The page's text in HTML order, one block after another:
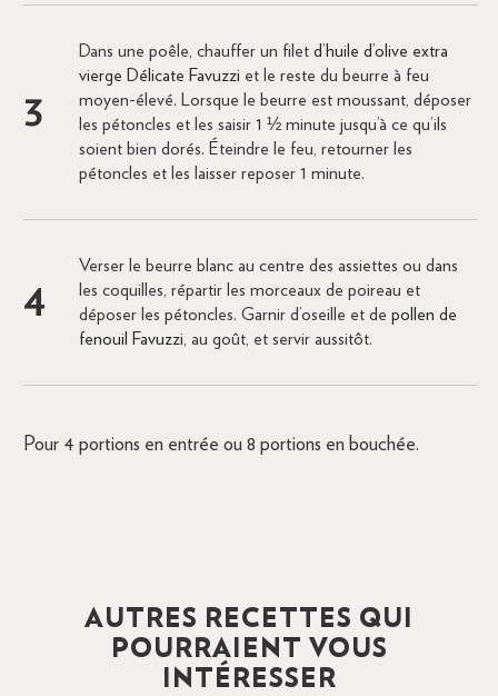
Dans une poêle, chauffer un filet d’huile d’olive extra
vierge Délicate Favuzzi et le reste du beurre à feu
moyen-élevé. Lorsque le beurre est moussant, déposer
les pétoncles et les saisir 1 ½ minute jusqu’à ce qu’ils
soient bien dorés. Éteindre le feu, retourner les
pétoncles et les laisser reposer 1 minute.
Verser le beurre blanc au centre des assiettes ou dans
les coquilles, répartir les morceaux de poireau et
déposer les pétoncles. Garnir d’oseille et de pollen de
fenouil Favuzzi , au goût, et servir aussitôt.
Pour 4 portions en entrée ou 8 portions en bouchée.
AUTRES RECETTES QUI
POURRAIENT VOUS
INTÉRESSER